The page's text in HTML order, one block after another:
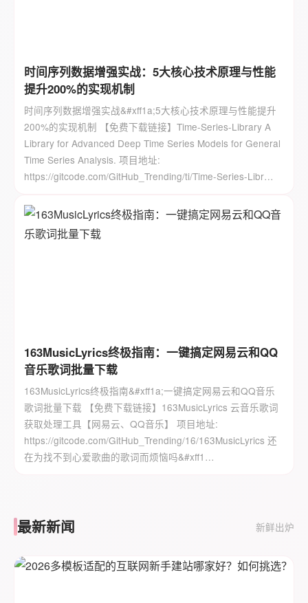
时间序列数据增强实战：5大核心技术原理与性能
提升200%的实现机制
时间序列数据增强实战&#xff1a;5大核心技术原理与性能提升
200%的实现机制 【免费下载链接】Time-Series-Library A
Library for Advanced Deep Time Series Models for General
Time Series Analysis. 项目地址:
https://gitcode.com/GitHub_Trending/ti/Time-Series-Libr…
163MusicLyrics终极指南：一键搞定网易云和QQ
音乐歌词批量下载
163MusicLyrics终极指南&#xff1a;一键搞定网易云和QQ音乐
歌词批量下载 【免费下载链接】163MusicLyrics 云音乐歌词
获取处理工具【网易云、QQ音乐】 项目地址:
https://gitcode.com/GitHub_Trending/16/163MusicLyrics 还
在为找不到心爱歌曲的歌词而烦恼吗&#xff1…
最新新闻 新鲜出炉